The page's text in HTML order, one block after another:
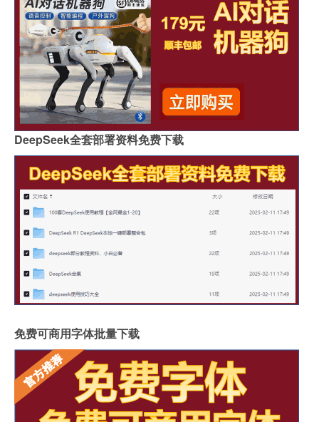
DeepSeek全套部署资料免费下载
免费可商用字体批量下载